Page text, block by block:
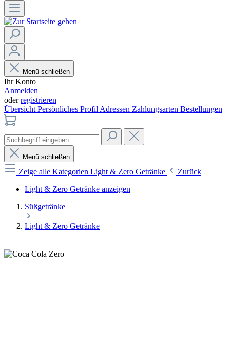
Menü schließen
Ihr Konto
Anmelden
oderregistrieren
Übersicht Persönliches Profil Adressen Zahlungsarten Bestellungen
Menü schließen
Zeige alle Kategorien Light & Zero Getränke
Zurück
Light & Zero Getränke anzeigen
Süßgetränke
Light & Zero Getränke